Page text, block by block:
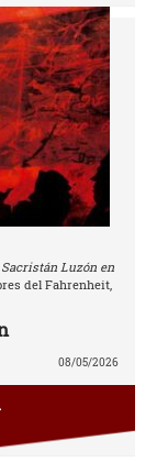
Luzón en
del Fahrenheit,
08/05/2026